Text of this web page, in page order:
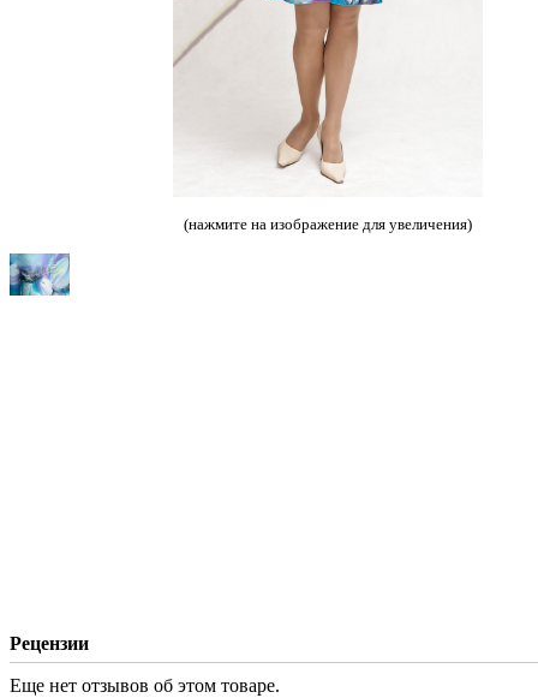
(нажмите на изображение для увеличения)
Рецензии
Еще нет отзывов об этом товаре.